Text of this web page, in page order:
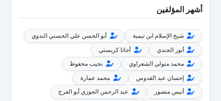
أشهر المؤلفين
شيخ الإسلام ابن تيمية
أبو الحسن علي الحسني الندوي
أنور الجندي
أجاثا كريستي
محمد متولي الشعراوي
نجيب محفوظ
إحسان عبد القدوس
محمد عمارة
أنيس منصور
عبد الرحمن الجوزي أبو الفرج